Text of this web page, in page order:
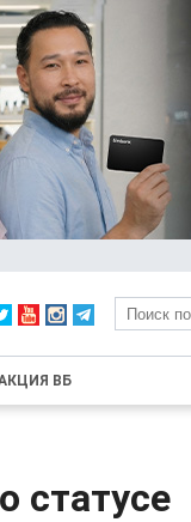
ВБ
статусе